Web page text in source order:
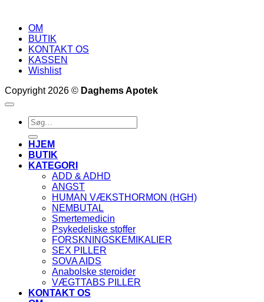
OM
BUTIK
KONTAKT OS
KASSEN
Wishlist
Copyright 2026 © Daghems Apotek
Søg
efter:
HJEM
BUTIK
KATEGORI
ADD & ADHD
ANGST
HUMAN VÆKSTHORMON (HGH)
NEMBUTAL
Smertemedicin
Psykedeliske stoffer
FORSKNINGSKEMIKALIER
SEX PILLER
SOVA AIDS
Anabolske steroider
VÆGTTABS PILLER
KONTAKT OS